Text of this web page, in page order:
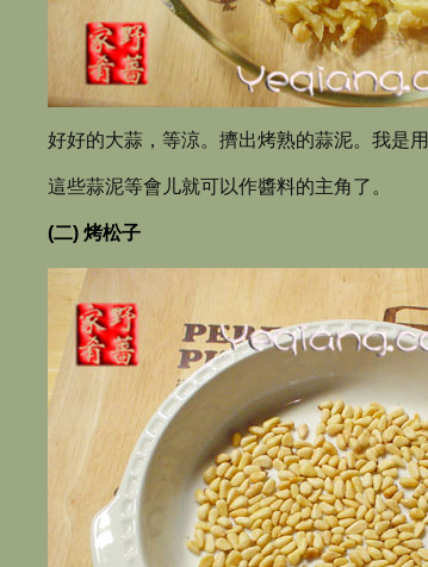
好好的大蒜，等涼。擠出烤熟的蒜泥。我是
這些蒜泥等會儿就可以作醬料的主角了。
(二) 烤松子